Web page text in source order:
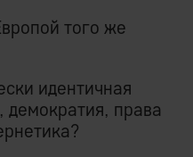
того же
идентичная
права